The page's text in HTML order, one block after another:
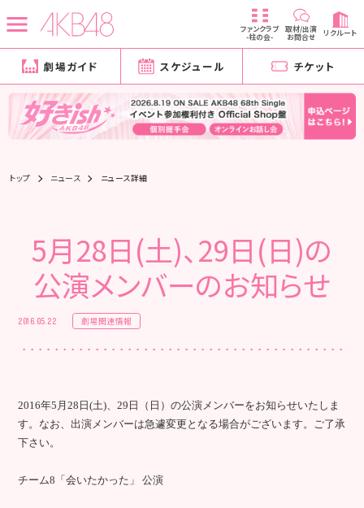
ファンクラブ
-柱の会-
取材/出演
お問合せ リクルート
劇場ガイド スケジュール チケット
トップ ニュース ニュース詳細
5月28日(土)、29日(日)の
公演メンバーのお知らせ
2016.05.22 劇場関連情報
2016年5月28日(土)、29日（日）の公演メンバーをお知らせいたしま
す。なお、出演メンバーは急遽変更となる場合がございます。ご了承
下さい。
チーム8「会いたかった」 公演